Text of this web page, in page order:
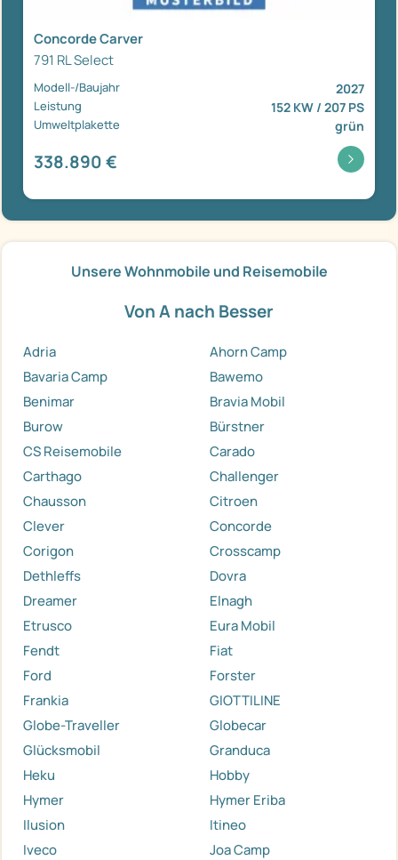
Concorde Carver
791 RL Select
Modell-/Baujahr 2027
Leistung 152 KW / 207 PS
Umweltplakette grün
338.890 €
Unsere Wohnmobile und Reisemobile
Von A nach Besser
Adria
Ahorn Camp
Bavaria Camp
Bawemo
Benimar
Bravia Mobil
Burow
Bürstner
CS Reisemobile
Carado
Carthago
Challenger
Chausson
Citroen
Clever
Concorde
Corigon
Crosscamp
Dethleffs
Dovra
Dreamer
Elnagh
Etrusco
Eura Mobil
Fendt
Fiat
Ford
Forster
Frankia
GIOTTILINE
Globe-Traveller
Globecar
Glücksmobil
Granduca
Heku
Hobby
Hymer
Hymer Eriba
Ilusion
Itineo
Iveco
Joa Camp